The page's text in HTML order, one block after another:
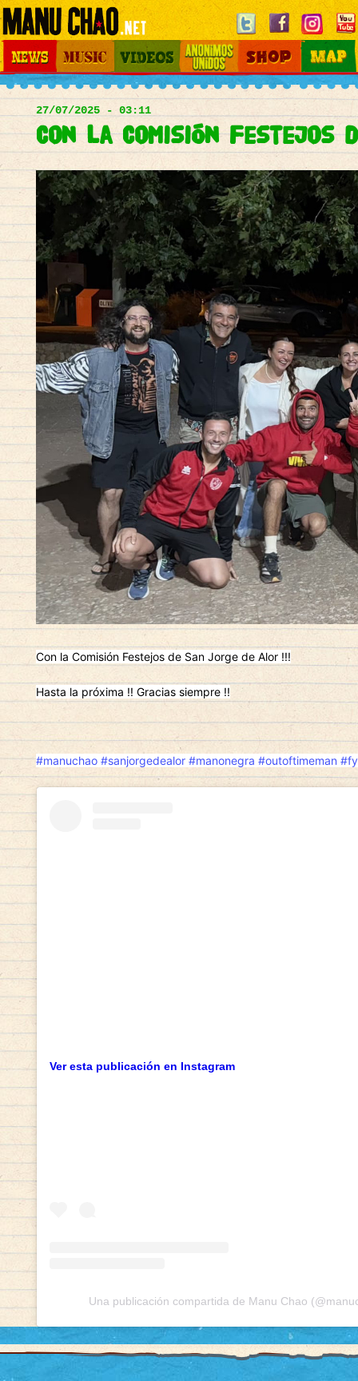
Jump to navigation
Main
menu
Videos Otros Mundos Shop Map
27/07/2025 - 03:11
Con la Comisión Festejos
Con la Comisión Festejos de San Jorge de Alor !!!
Hasta la próxima !! Gracias siempre !!
#manuchao #sanjorgedealor #manonegra #outoftimeman
Ver esta publicación en Instagram
Una publicación compartida de Manu Chao